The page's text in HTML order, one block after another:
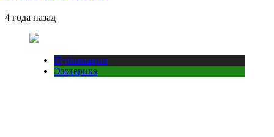
4 года назад
Публикации
Эзотерика